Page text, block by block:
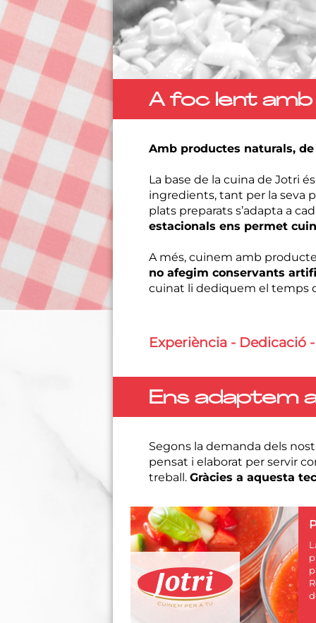
A foc lent
Amb productes naturals,
La base de la cuina de Jotri
ingredients, tant per la seva
plats preparats s’adapta a
estacionals ens permet
A més, cuinem amb
no afegim conservants
cuinat li dediquem el temps
Experiència - Dedicació
Ens adaptem
Segons la demanda dels
pensat i elaborat per servir
treball.Gràcies a aquesta